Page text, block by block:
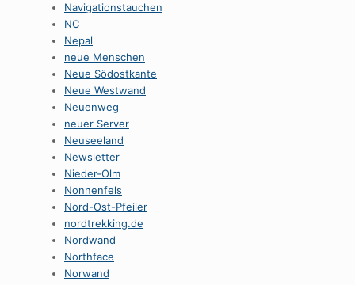
Navigationstauchen
NC
Nepal
neue Menschen
Neue Södostkante
Neue Westwand
Neuenweg
neuer Server
Neuseeland
Newsletter
Nieder-Olm
Nonnenfels
Nord-Ost-Pfeiler
nordtrekking.de
Nordwand
Northface
Norwand